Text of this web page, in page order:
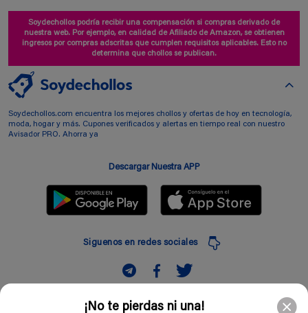
¡No te pierdas ni una!
Soydechollos podría recibir una compensación si compras derivado de
nuestra web. Por ejemplo, en calidad de Afiliado de Amazon, se obtienen
ingresos por compras adscritas que cumplen requisitos aplicables. Esto no
determina que chollos se publican.
Soydechollos.com encuentra los mejores chollos y ofertas de hoy en tecnología,
moda, hogar y más. Cupones verificados y alertas en tiempo real con nuestro
Avisador PRO. Ahorra ya
Descargar Nuestra APP
Siguenos en redes sociales
Suscribir